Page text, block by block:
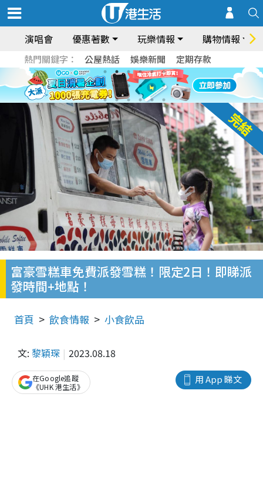
演唱會 優惠著數 玩樂情報 購物情報
熱門關鍵字： 公屋熱話 娛樂新聞 定期存款
富豪雪糕車免費派發雪糕！限定2日！即睇派
發時間+地點！
首頁 飲食情報 小食飲品
文: 黎穎琛 2023.08.18
用 App 睇文
在Google追蹤
《UHK 港生活》